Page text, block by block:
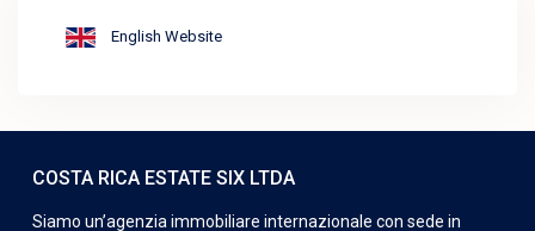
English Website
COSTA RICA ESTATE SIX LTDA
Siamo un’agenzia immobiliare internazionale con sede in